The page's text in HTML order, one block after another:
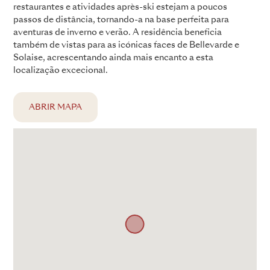
restaurantes e atividades après-ski estejam a poucos
passos de distância, tornando-a na base perfeita para
aventuras de inverno e verão. A residência beneficia
também de vistas para as icónicas faces de Bellevarde e
Solaise, acrescentando ainda mais encanto a esta
localização excecional.
ABRIR MAPA